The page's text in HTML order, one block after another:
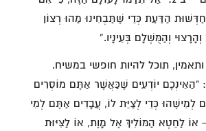
הַדַּעַת כְּדֵי שֶׁתַּבְחִינוּ מַהוּ רְצוֹן
וְהַמֻּשְׁלָם בְּעֵינָיו.”
תוכל להיות חופשי במשיח.
ו׳ 16 כתוב: “הַאֵינְכֶם יוֹדְעִים שֶׁכַּאֲשֶׁר אַתֶּם מוֹסְרִים
לְמִישֶׁהוּ כְּדֵי לְצַיֵּת לוֹ, עֲבָדִים אַתֶּם לְמִי
לַחֵטְא הַמּוֹלִיךְ אֶל מָוֶת, אוֹ לַצִּיּוּת